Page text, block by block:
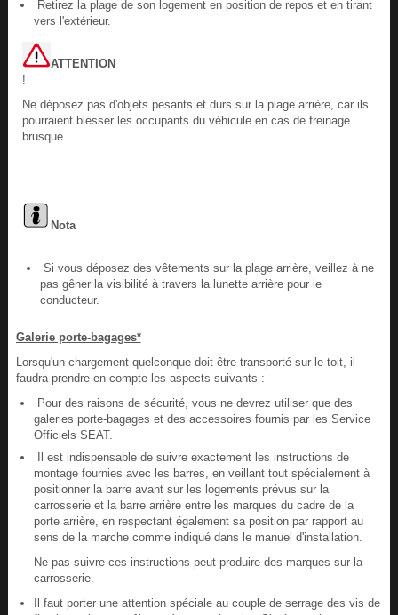
Retirez la plage de son logement en position de repos et en tirant
vers l'extérieur.
ATTENTION
!
Ne déposez pas d'objets pesants et durs sur la plage arrière, car ils
pourraient blesser les occupants du véhicule en cas de freinage
brusque.
Nota
Si vous déposez des vêtements sur la plage arrière, veillez à ne
pas gêner la visibilité à travers la lunette arrière pour le
conducteur.
Galerie porte-bagages*
Lorsqu'un chargement quelconque doit être transporté sur le toit, il
faudra prendre en compte les aspects suivants :
Pour des raisons de sécurité, vous ne devrez utiliser que des
galeries porte-bagages et des accessoires fournis par les Service
Officiels SEAT.
Il est indispensable de suivre exactement les instructions de
montage fournies avec les barres, en veillant tout spécialement à
positionner la barre avant sur les logements prévus sur la
carrosserie et la barre arrière entre les marques du cadre de la
porte arrière, en respectant également sa position par rapport au
sens de la marche comme indiqué dans le manuel d'installation.
Ne pas suivre ces instructions peut produire des marques sur la
carrosserie.
Il faut porter une attention spéciale au couple de serrage des vis de